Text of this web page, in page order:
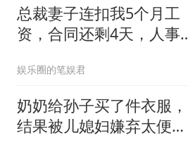
总裁妻子连扣我5个月工
资，合同还剩4天，人事
娱乐圈的笔娱君
奶奶给孙子买了件衣服，
结果被儿媳妇嫌弃太便